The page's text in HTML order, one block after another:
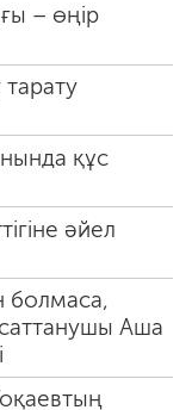
– өңір
құс
әйел
Аша